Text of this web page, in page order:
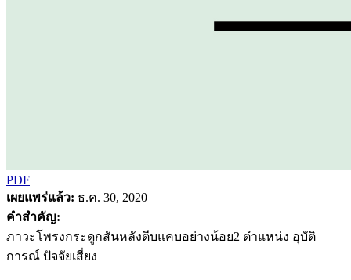
PDF
เผยแพร่แล้ว: ธ.ค. 30, 2020
คำสำคัญ:
ภาวะโพรงกระดูกสันหลังตีบแคบอย่างน้อย2 ตำแหน่ง อุบัติ
การณ์ ปัจจัยเสี่ยง